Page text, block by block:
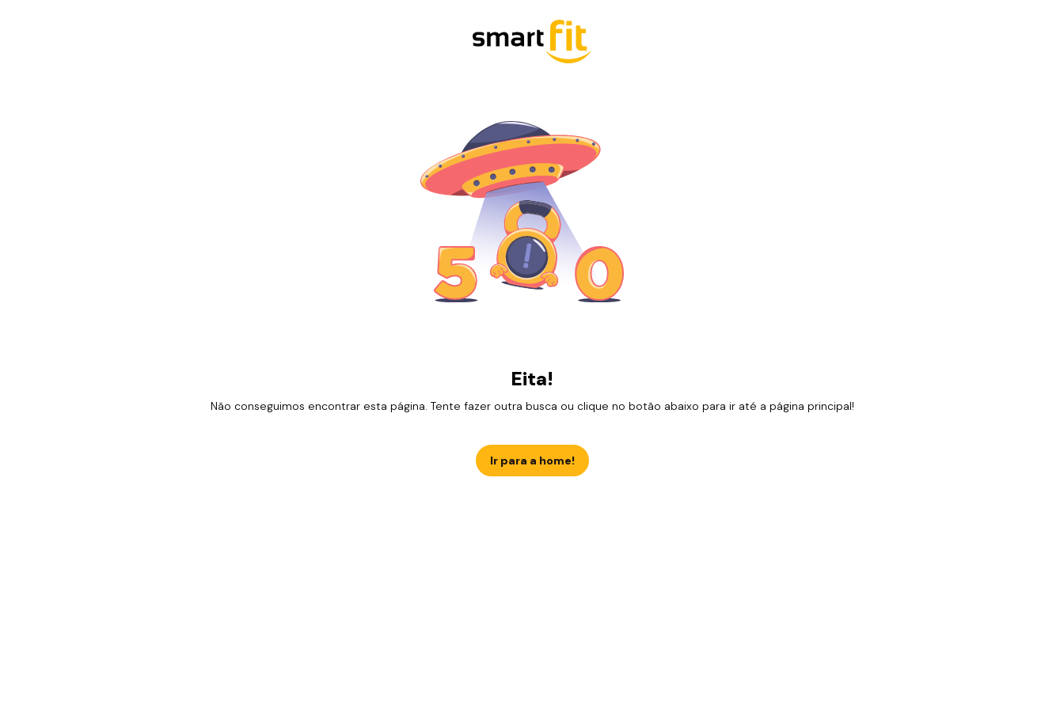
Eita!
Não conseguimos encontrar esta página. Tente fazer outra busca ou clique no botão abaixo para ir até a página principal!
Ir para a home!